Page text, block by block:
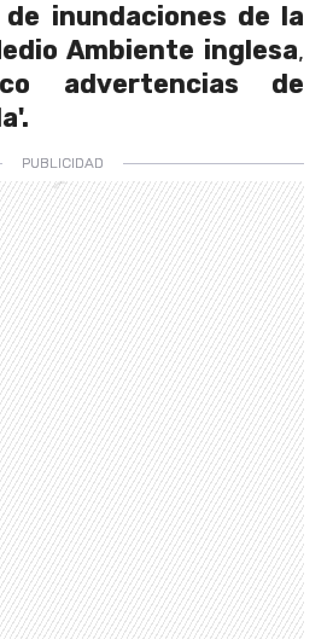
inundaciones de la
Ambiente inglesa,
advertencias de